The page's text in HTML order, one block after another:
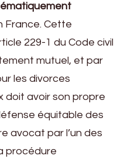
France. Cette
229-1 du Code civil
mutuel, et par
les divorces
doit avoir son propre
équitable des
avocat par l’un des
procédure